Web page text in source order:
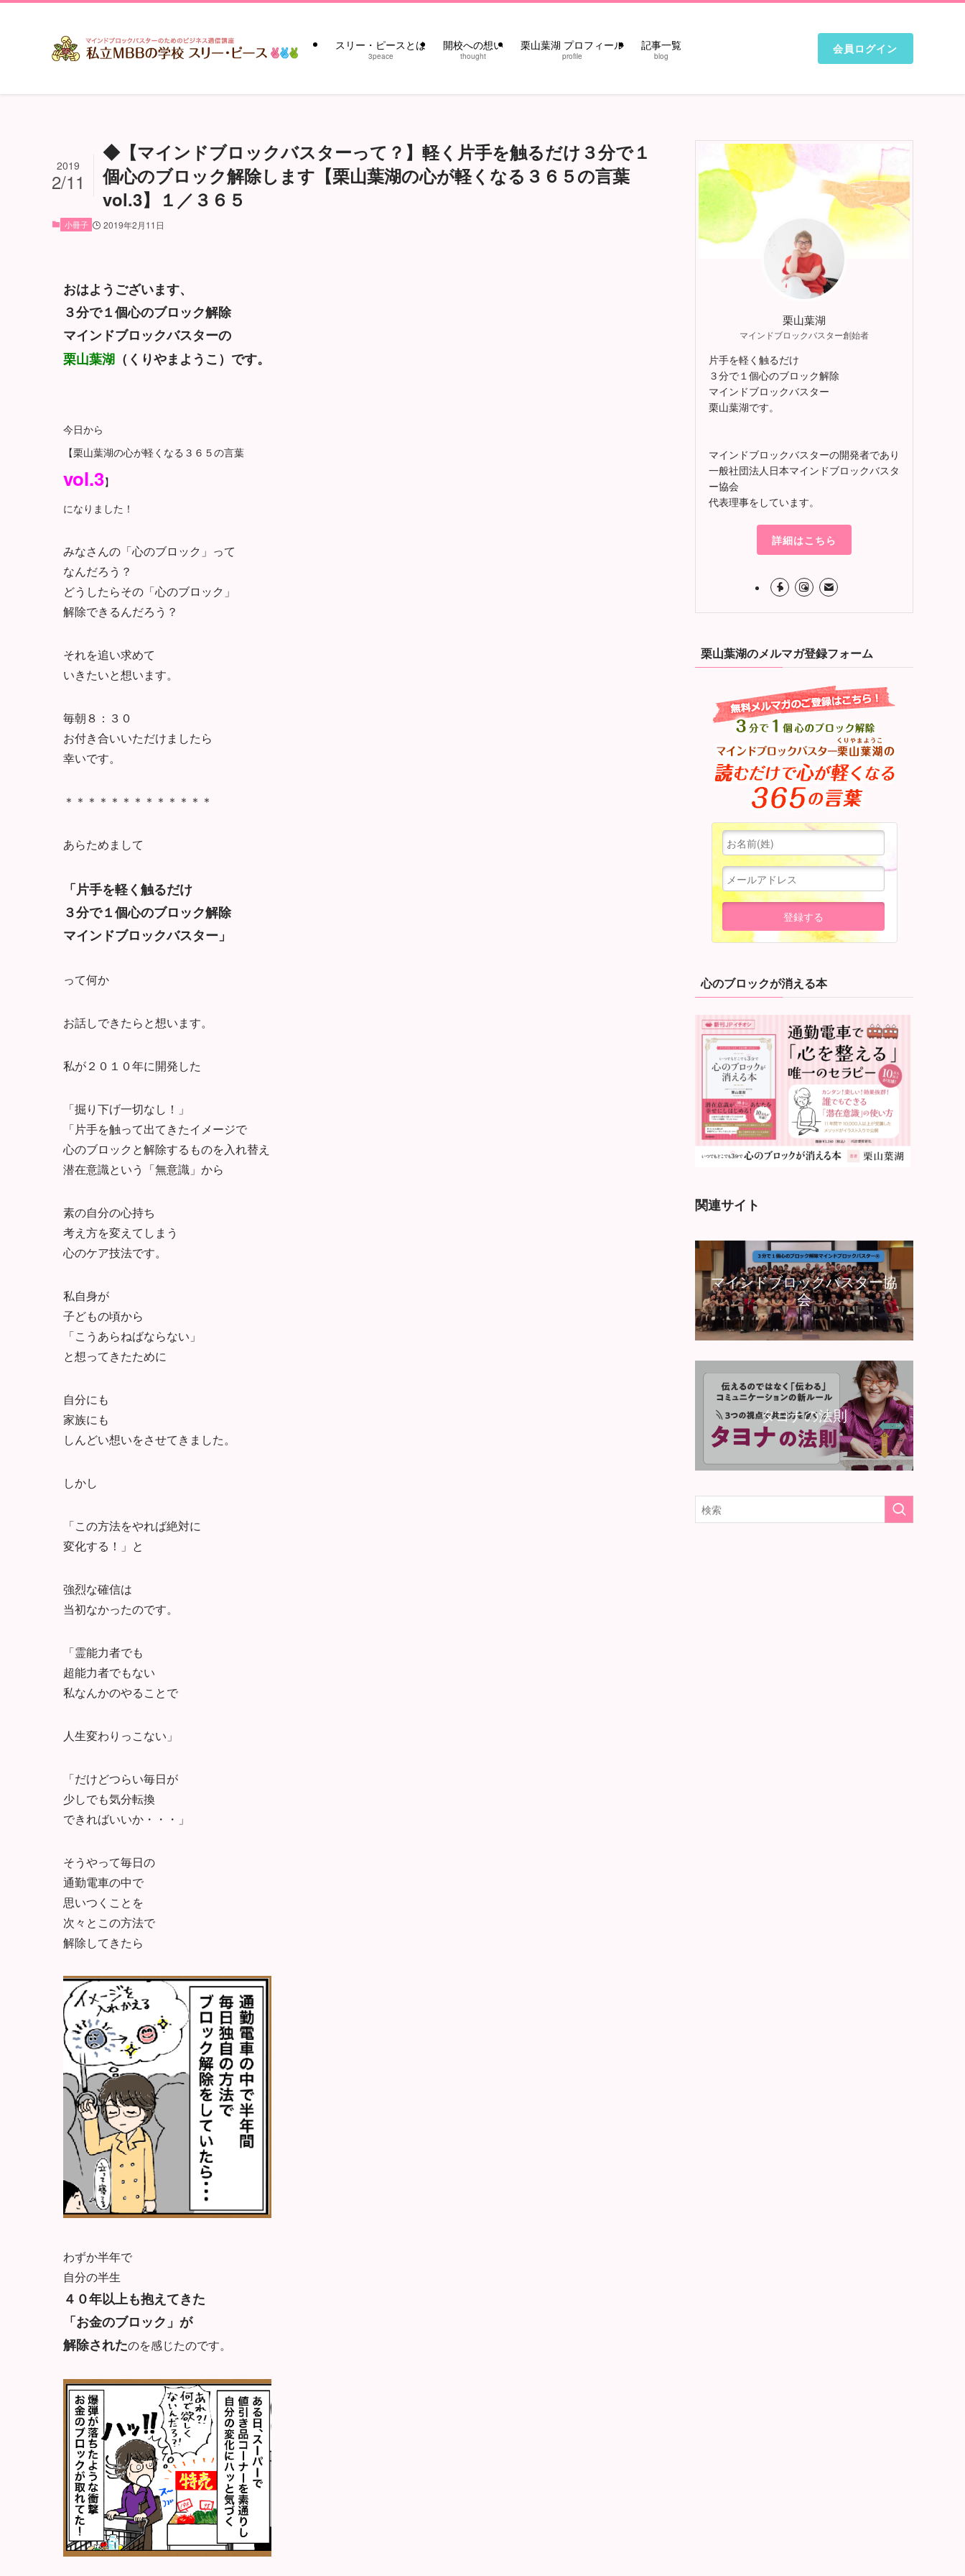
スリー・ピースとは
3peace
開校への想い
thought
栗山葉湖 プロフィール
profile
記事一覧
blog
会員ログイン
◆【マインドブロックバスターって？】軽く片手を触るだけ３分で１
個心のブロック解除します【栗山葉湖の心が軽くなる３６５の言葉
vol.3】１／３６５
2019
2/11
小冊子 2019年2月11日
おはようございます、
３分で１個心のブロック解除
マインドブロックバスターの
栗山葉湖 （くりやまようこ）です。
今日から
【栗山葉湖の心が軽くなる３６５の言葉
vol.3】
になりました！
みなさんの「心のブロック」って
なんだろう？
どうしたらその「心のブロック」
解除できるんだろう？
それを追い求めて
いきたいと想います。
毎朝８：３０
お付き合いいただけましたら
幸いです。
＊＊＊＊＊＊＊＊＊＊＊＊＊
あらためまして
「片手を軽く触るだけ
３分で１個心のブロック解除
マインドブロックバスター」
って何か
お話しできたらと想います。
私が２０１０年に開発した
「掘り下げ一切なし！」
「片手を触って出てきたイメージで
心のブロックと解除するものを入れ替え
潜在意識という「無意識」から
素の自分の心持ち
考え方を変えてしまう
心のケア技法です。
私自身が
子どもの頃から
「こうあらねばならない」
と想ってきたために
自分にも
家族にも
しんどい想いをさせてきました。
しかし
「この方法をやれば絶対に
変化する！」と
強烈な確信は
当初なかったのです。
「霊能力者でも
超能力者でもない
私なんかのやることで
人生変わりっこない」
「だけどつらい毎日が
少しでも気分転換
できればいいか・・・」
そうやって毎日の
通勤電車の中で
思いつくことを
次々とこの方法で
解除してきたら
わずか半年で
自分の半生
４０年以上も抱えてきた
「お金のブロック」が
解除されたのを感じたのです。
栗山葉湖
マインドブロックバスター創始者
片手を軽く触るだけ
３分で１個心のブロック解除
マインドブロックバスター
栗山葉湖です。
マインドブロックバスターの開発者であり
一般社団法人日本マインドブロックバスタ
ー協会
代表理事をしています。
詳細はこちら
栗山葉湖のメルマガ登録フォーム
心のブロックが消える本
関連サイト
マインドブロックバスター協
会
タヨナの法則